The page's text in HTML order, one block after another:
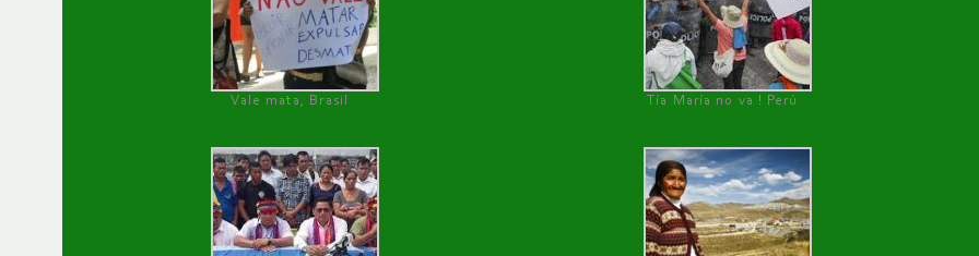
Vale mata, Brasil Tía María no va ! Perú